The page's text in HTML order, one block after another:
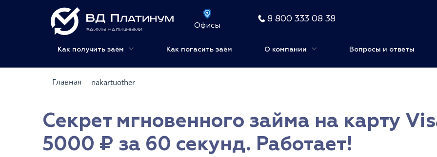
Офисы
8 800 333 08 38
Как получить заём Как погасить заём О компании Вопросы и ответы
Главная nakartuother
Секрет мгновенного займа на карту
5000 ₽ за 60 секунд. Работает!